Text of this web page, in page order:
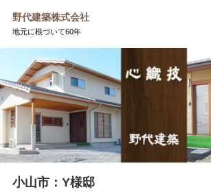
野代建築株式会社
地元に根づいて60年
HOME
コンセプト
施工事例
会社概要
お問い合わせ
小山市：Y様邸